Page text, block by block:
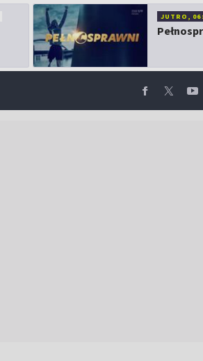
JUTRO,